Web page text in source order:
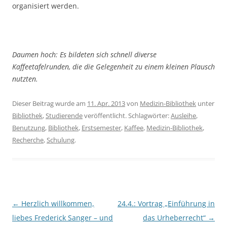
organisiert werden.
Daumen hoch: Es bildeten sich schnell diverse
Kaffeetafelrunden, die die Gelegenheit zu einem kleinen Plausch
nutzten.
Dieser Beitrag wurde am 11. Apr. 2013von Medizin-Bibliothek unter
Bibliothek,Studierendeveröffentlicht. Schlagwörter:Ausleihe,
Benutzung, Bibliothek, Erstsemester, Kaffee, Medizin-Bibliothek,
Recherche,Schulung.
Beitragsnavigation
← Herzlich willkommen,
liebes Frederick Sanger – und
24.4.: Vortrag „Einführung in
das Urheberrecht“ →